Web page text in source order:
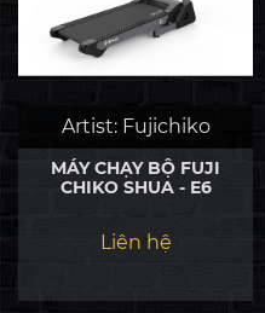
Artist: Fujichiko
MÁY CHẠY BỘ FUJI
CHIKO SHUA - E6
Liên hệ